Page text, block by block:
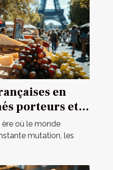
en
porteurs et
où le monde
mutation, les